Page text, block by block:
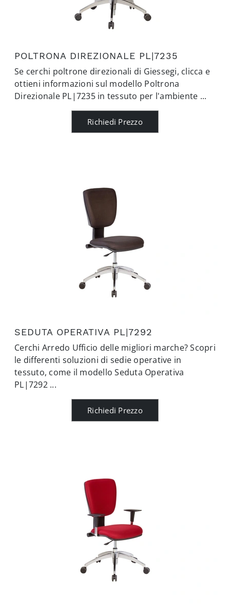
POLTRONA DIREZIONALE PL|7235
Se cerchi poltrone direzionali di Giessegi, clicca e
ottieni informazioni sul modello Poltrona
Direzionale PL|7235 in tessuto per l'ambiente ...
Richiedi Prezzo
SEDUTA OPERATIVA PL|7292
Cerchi Arredo Ufficio delle migliori marche? Scopri
le differenti soluzioni di sedie operative in
tessuto, come il modello Seduta Operativa
PL|7292 ...
Richiedi Prezzo